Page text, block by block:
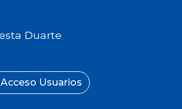
Acceso Usuarios